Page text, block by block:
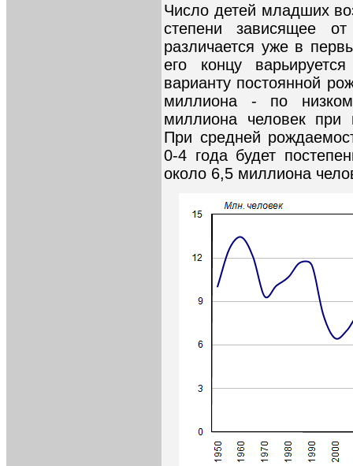
Число детей младших
степени зависящее
различается уже в
его концу
варианту постоянной
миллиона - по
миллиона человек при
При средней
0-4 года будет
около 6,5 миллиона